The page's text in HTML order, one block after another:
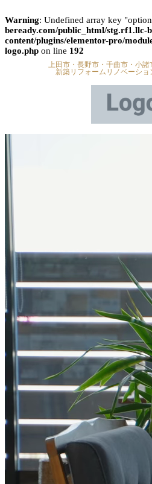
Warning: Undefined array key
beready.com/public_html/stg.rf1.llc-
content/plugins/elementor-pro/
logo.php on line 192
上田市・長野市・千曲市・小
新築リフォームリノベーシ